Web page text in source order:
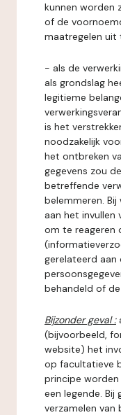
kunnen worden
of de
maatregelen uit
- als de
als grondslag
legitieme
is het
noodzakelijk
het ontbreken
gegevens zou
betreffende
belemmeren.
aan het invullen
om te reageren
gerelateerd aan
behandeld of
Bijzonder geval :
(bijvoorbeeld,
website) het
op facultatieve
principe
een legende. Bij
verzamelen van